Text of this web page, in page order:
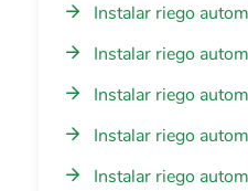
Instalar riego
Instalar riego
Instalar riego
Instalar riego
Instalar riego